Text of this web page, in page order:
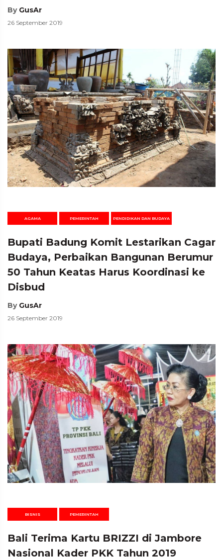
By GusAr
26 September 2019
AGAMA PEMERINTAH PENDIDIKAN DAN BUDAYA
Bupati Badung Komit Lestarikan Cagar
Budaya, Perbaikan Bangunan Berumur
50 Tahun Keatas Harus Koordinasi ke
Disbud
By GusAr
26 September 2019
BISNIS PEMERINTAH
Bali Terima Kartu BRIZZI di Jambore
Nasional Kader PKK Tahun 2019